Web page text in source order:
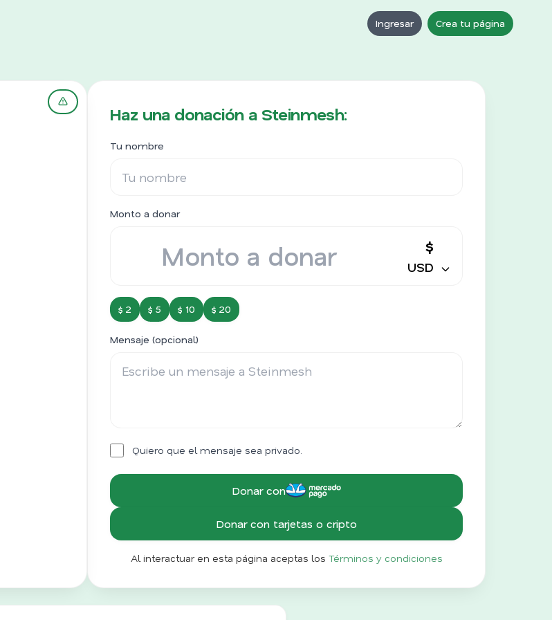
Ingresar Crea tu página
Haz una donación a Steinmesh:
Tu nombre
Monto a donar
$
USD
$ 2 $ 5 $ 10 $ 20
Mensaje (opcional)
Quiero que el mensaje sea privado.
Donar con
Donar con tarjetas o cripto
Al interactuar en esta página aceptas los Términos y condiciones